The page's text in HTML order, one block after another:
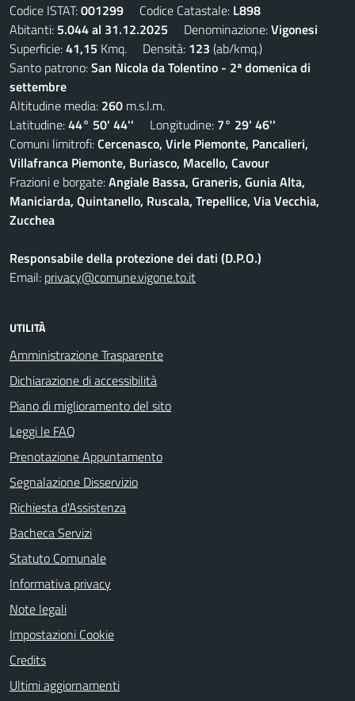
Codice ISTAT:001299 Codice Catastale: L898
Abitanti: 5.044 al 31.12.2025 Denominazione:Vigonesi
Superficie:41,15 Kmq. Densità: 123 (ab/kmq.)
Santo patrono:San Nicola da Tolentino - 2ª domenica di
settembre
Altitudine media: 260 m.s.l.m.
Latitudine:44° 50' 44'' Longitudine: 7° 29' 46''
Comuni limitrofi:Cercenasco, Virle Piemonte, Pancalieri,
Villafranca Piemonte, Buriasco, Macello, Cavour
Frazioni e borgate:Angiale Bassa, Graneris, Gunia Alta,
Maniciarda, Quintanello, Ruscala, Trepellice, Via Vecchia,
Zucchea
Responsabile della protezione dei dati (D.P.O.)
Email: privacy@comune.vigone.to.it
UTILITÀ
Amministrazione Trasparente
Dichiarazione di accessibilità
Piano di miglioramento del sito
Leggi le FAQ
Prenotazione Appuntamento
Segnalazione Disservizio
Richiesta d'Assistenza
Bacheca Servizi
Statuto Comunale
Informativa privacy
Note legali
Impostazioni Cookie
Credits
Ultimi aggiornamenti